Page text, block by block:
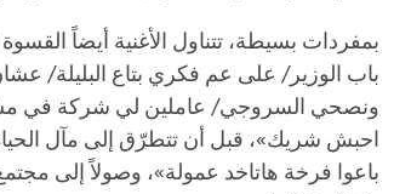
بمفردات بسيطة، تتناول الأغنية أيضاً
باب الوزير/ على عم فكري بتاع البليلة/
ونصحي السروجي/ عاملين لي شركة في
احبش شريك»، قبل أن تتطرّق إلى مآل
باعوا فرخة هاتاخد عمولة»، وصولاً إلى